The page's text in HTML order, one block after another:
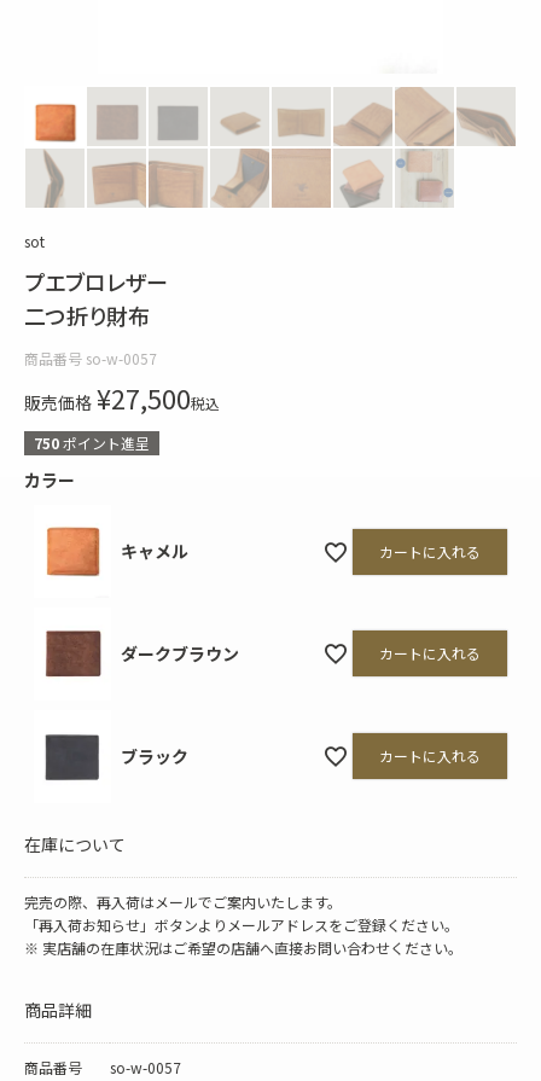
sot
プエブロレザー
二つ折り財布
商品番号 so-w-0057
販売価格 ¥27,500税込
750ポイント進呈
カラー
キャメル カートに入れる
ダークブラウン カートに入れる
ブラック カートに入れる
在庫について
完売の際、再入荷はメールでご案内いたします。
「再入荷お知らせ」ボタンよりメールアドレスをご登録ください。
※ 実店舗の在庫状況はご希望の店舗へ直接お問い合わせください。
商品詳細
商品番号 so-w-0057